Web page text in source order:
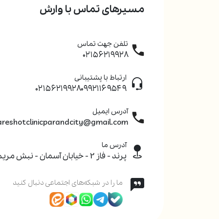
مسیرهای تماس با وارش
تلفن جهت تماس
۰۲۱۵۶۲۱۹۹۲۸
ارتباط با پشتیبانی
۰۹۹۲۱۱۶۹۵۴۹۰۲۱۵۶۲۱۹۹۲۸
آدرس ایمیل
آدرس ما
پرند - فاز 2 - خیابان آسمان - نبش مریم یکم - پلاک 20
ما را در شبکه‌های اجتماعی دنبال کنید